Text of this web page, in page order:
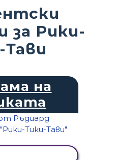
за Рики-
Тави
на